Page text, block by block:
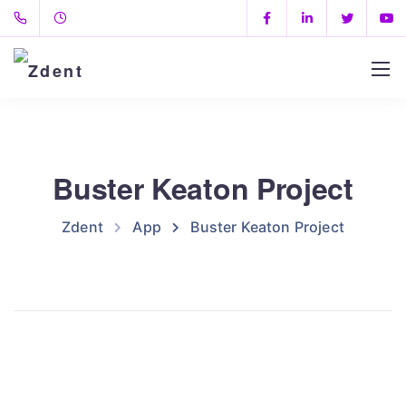
Buster Keaton Project
Zdent App Buster Keaton Project